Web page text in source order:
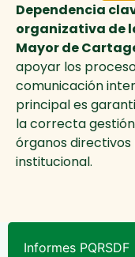
Dependencia
organizativa de
Mayor de
apoyar los
comunicación
principal es
la correcta
órganos
institucional.
Informes PQRSDF